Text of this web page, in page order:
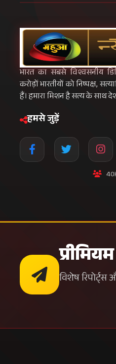
भारत का सबसे विश्वसनीय
करोड़ों भारतीयों को निष्पक्ष,
हैं। हमारा मिशन है सत्य के साथ
हमसे जुड़ें
विशेष